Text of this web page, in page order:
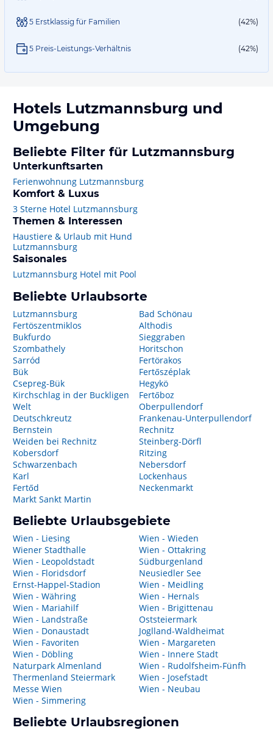
5 Erstklassig für Familien (42%)
5 Preis-Leistungs-Verhältnis (42%)
Hotels Lutzmannsburg und
Umgebung
Beliebte Filter für Lutzmannsburg
Unterkunftsarten
Ferienwohnung Lutzmannsburg
Komfort & Luxus
3 Sterne Hotel Lutzmannsburg
Themen & Interessen
Haustiere & Urlaub mit Hund
Lutzmannsburg
Saisonales
Lutzmannsburg Hotel mit Pool
Beliebte Urlaubsorte
Lutzmannsburg
Fertöszentmiklos
Bukfurdo
Szombathely
Sarród
Bük
Csepreg-Bük
Kirchschlag in der Buckligen
Welt
Deutschkreutz
Bernstein
Weiden bei Rechnitz
Kobersdorf
Schwarzenbach
Karl
Fertőd
Markt Sankt Martin
Bad Schönau
Althodis
Sieggraben
Horitschon
Fertörakos
Fertőszéplak
Hegykö
Fertőboz
Oberpullendorf
Frankenau-Unterpullendorf
Rechnitz
Steinberg-Dörfl
Ritzing
Nebersdorf
Lockenhaus
Neckenmarkt
Beliebte Urlaubsgebiete
Wien - Liesing
Wiener Stadthalle
Wien - Leopoldstadt
Wien - Floridsdorf
Ernst-Happel-Stadion
Wien - Währing
Wien - Mariahilf
Wien - Landstraße
Wien - Donaustadt
Wien - Favoriten
Wien - Döbling
Naturpark Almenland
Thermenland Steiermark
Messe Wien
Wien - Simmering
Wien - Wieden
Wien - Ottakring
Südburgenland
Neusiedler See
Wien - Meidling
Wien - Hernals
Wien - Brigittenau
Oststeiermark
Joglland-Waldheimat
Wien - Margareten
Wien - Innere Stadt
Wien - Rudolfsheim-Fünfh
Wien - Josefstadt
Wien - Neubau
Beliebte Urlaubsregionen